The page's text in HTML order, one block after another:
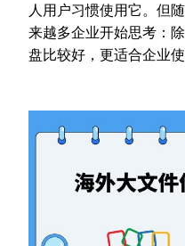
人用户习惯使用它。但
来越多企业开始思考：
盘比较好，更适合企业